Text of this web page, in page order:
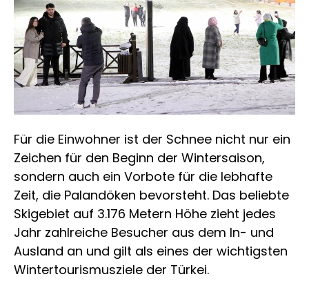
Für die Einwohner ist der Schnee nicht nur ein
Zeichen für den Beginn der Wintersaison,
sondern auch ein Vorbote für die lebhafte
Zeit, die Palandöken bevorsteht. Das beliebte
Skigebiet auf 3.176 Metern Höhe zieht jedes
Jahr zahlreiche Besucher aus dem In- und
Ausland an und gilt als eines der wichtigsten
Wintertourismusziele der Türkei.